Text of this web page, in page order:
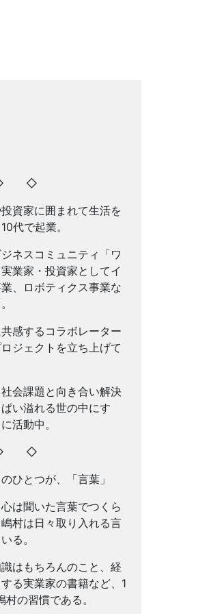
◇
資家に囲まれて生活を
代で起業。
ネスコミュニティ「ワ
業家・投資家としてイ
、ロボティクス事業な
感するコラボレーター
ジェクトを立ち上げて
会課題と向き合い解決
い溢れる世の中にす
活動中。
◇
ひとつが、「言葉」
は聞いた言葉でつくら
村は日々取り入れる言
る。
はもちろんのこと、経
る実業家の書籍など、1
の習慣である。